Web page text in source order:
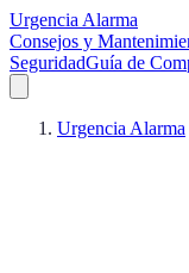
Urgencia Alarma
Consejos y
SeguridadGuía de
Urgencia Alarma